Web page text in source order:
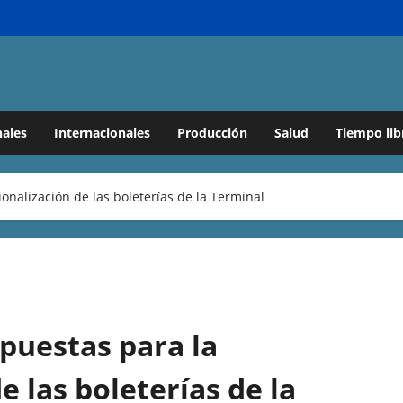
Internacionales Producción Salud Tiempo
de las boleterías de la Terminal
para la
las boleterías de la